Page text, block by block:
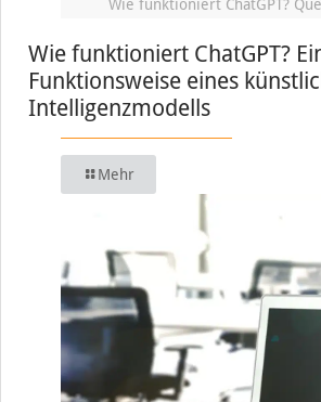
Wie funktioniert ChatGPT?
Wie funktioniert ChatGPT?
Funktionsweise eines
Intelligenzmodells
Mehr